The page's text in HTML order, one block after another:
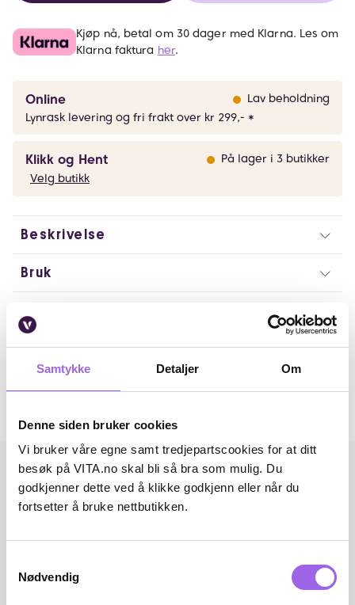
Samtykke Detaljer Om
Denne siden bruker cookies
Vi bruker våre egne samt tredjepartscookies for at ditt
besøk på VITA.no skal bli så bra som mulig. Du
godkjenner dette ved å klikke godkjenn eller når du
fortsetter å bruke nettbutikken.
Nødvendig
Kjøp nå, betal om 30 dager med Klarna. Les om
Klarna faktura her.
Online
Lav beholdning
Lynrask levering og fri frakt over kr 299,- *
Klikk og Hent
På lager i 3 butikker
Velg butikk
Beskrivelse
Bruk
Artikkelnummer: 240126018
Omtaler